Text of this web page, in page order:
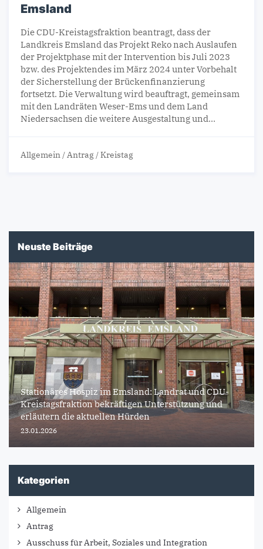
Emsland
Die CDU-Kreistagsfraktion beantragt, dass der
Landkreis Emsland das Projekt Reko nach Auslaufen
der Projektphase mit der Intervention bis Juli 2023
bzw. des Projektendes im März 2024 unter Vorbehalt
der Sicherstellung der Brückenfinanzierung
fortsetzt. Die Verwaltung wird beauftragt, gemeinsam
mit den Landräten Weser-Ems und dem Land
Niedersachsen die weitere Ausgestaltung und…
Allgemein /Antrag /Kreistag
Neuste Beiträge
Stationäres Hospiz im Emsland: Landrat und CDU-
Kreistagsfraktion bekräftigen Unterstützung und
erläutern die aktuellen Hürden
23.01.2026
Kategorien
Allgemein
Antrag
Ausschuss für Arbeit, Soziales und Integration